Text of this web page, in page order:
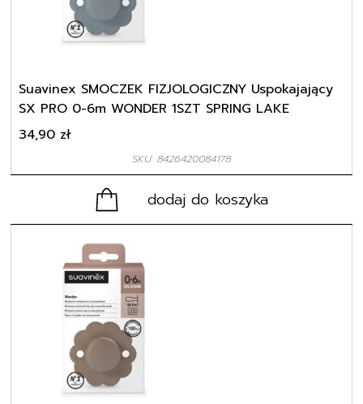
Suavinex SMOCZEK FIZJOLOGICZNY Uspokajający
SX PRO 0-6m WONDER 1SZT SPRING LAKE
SKU: 8426420084178
34,90 zł
dodaj do koszyka